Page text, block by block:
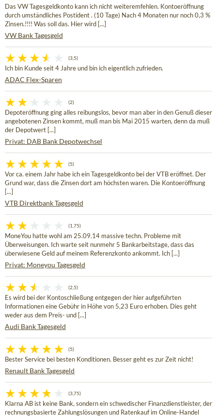
Das VW Tagesgeldkonto kann ich nicht weiteremfehlen. Kontoeröffnung
durch umständliches Postident . (10 Tage) Nach 4 Monaten nur noch 0,3 %
Zinsen.!!!! Was soll das. Hier wird [...]
VW Bank Tagesgeld
(3,5)
Ich bin Kunde seit 4 Jahre und bin ich eigentlich zufrieden.
ADAC Flex-Sparen
(2)
Depoteröffnung ging alles reibungslos, bevor man aber in den Genuß dieser
angebotenen Zinsen kommt, muß man bis Mai 2015 warten, denn da muß
der Depotwert [...]
Privat: DAB Bank Depotwechsel
(5)
Vor ca. einem Jahr habe ich ein Tagesgeldkonto bei der VTB eröffnet. Der
Grund war, dass die Zinsen dort am höchsten waren. Die Kontoeröffnung
[...]
VTB Direktbank Tagesgeld
(1,75)
MoneYou hatte wohl am 25.09.14 massive techn. Probleme mit
Überweisungen. Ich warte seit nunmehr 5 Bankarbeitstage, dass das
überwiesene Geld auf meinem Referenzkonto ankommt. Ich [...]
Privat: Moneyou Tagesgeld
(2,5)
Es wird bei der Kontoschließung entgegen der hier aufgeführten
Informationen eine Gebühr in Höhe von 5,23 Euro erhoben. Dies geht
weder aus dem Preis- und [...]
Audi Bank Tagesgeld
(5)
Bester Service bei besten Konditionen. Besser geht es zur Zeit nicht!
Renault Bank Tagesgeld
(3,75)
Klarna AB ist keine Bank, sondern ein schwedischer Finanzdienstleister, der
rechnungsbasierte Zahlungslösungen und Ratenkauf im Online-Handel